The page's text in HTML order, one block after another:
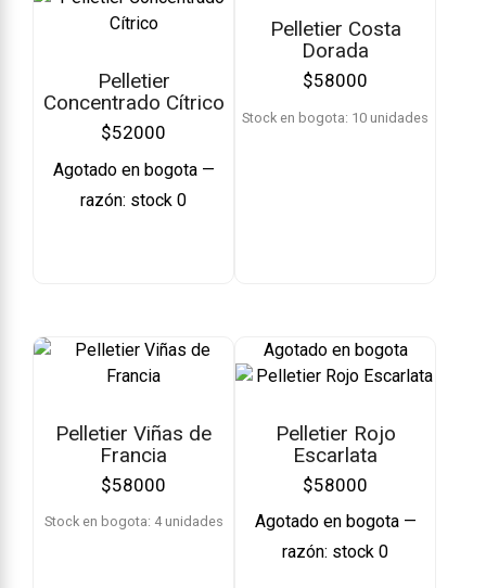
Pelletier
Concentrado Cítrico
$52000
Agotado en bogota —
razón: stock 0
Pelletier Costa
Dorada
$58000
Stock en bogota: 10 unidades
Pelletier Viñas de
Francia
$58000
Stock en bogota: 4 unidades
Agotado en bogota
Pelletier Rojo
Escarlata
$58000
Agotado en bogota —
razón: stock 0